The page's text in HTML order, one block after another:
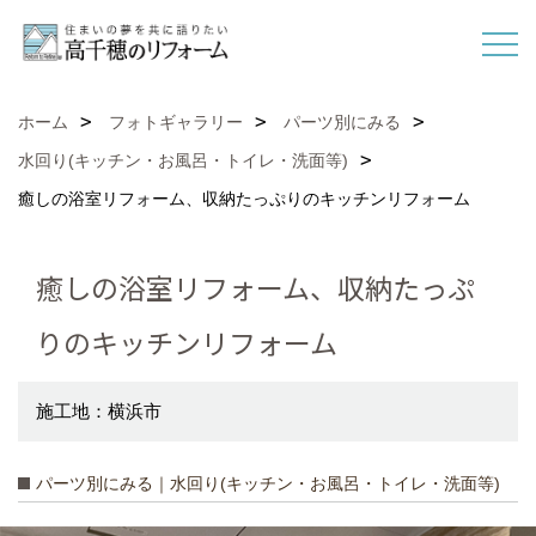
ホーム フォトギャラリー
パーツ別にみる
水回り(キッチン・お風呂・トイレ・洗面等)
癒しの浴室リフォーム、収納たっぷりのキッチンリフォーム
癒しの浴室リフォーム、収納たっぷ
りのキッチンリフォーム
施工地：横浜市
パーツ別にみる｜水回り(キッチン・お風呂・トイレ・洗面等)